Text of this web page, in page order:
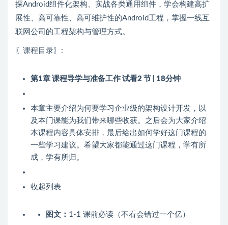
探Android组件化架构、实战各类通用组件，学会构建高扩
展性、高可靠性、高可维护性的Android工程，掌握一线互
联网公司的工程架构与管理方式。
〖课程目录〗:
第1章 课程导学与准备工作 试看2 节 | 18分钟
本章主要介绍为何要学习企业级的架构设计开发，以
及本门课能为我们带来哪些收获。之后会为大家介绍
本课程内容具体安排，最后给出如何学好这门课程的
一些学习建议。希望大家都能通过这门课程，学有所
成，学有所归。
收起列表
图文： 1-1 课前必读（不看会错过一个亿）